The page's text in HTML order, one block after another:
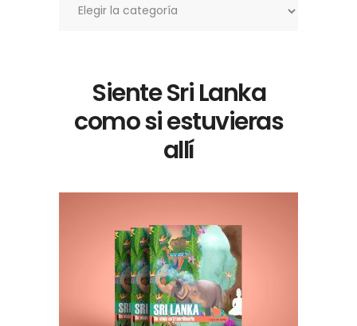
Siente Sri Lanka
como si estuvieras
allí